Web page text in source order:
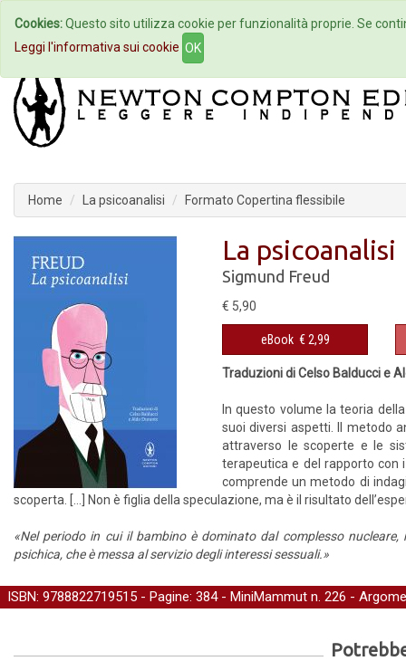
Home Autori Eventi
Home La psicoanalisi Formato Copertina flessibile
La psicoanalisi
Sigmund Freud
€ 5,90
eBook € 2,99
Traduzioni di Celso Balducci e
In questo volume la teoria
suoi diversi aspetti. Il metodo
attraverso le scoperte e le
terapeutica e del rapporto con
comprende un metodo di
scoperta. […] Non è figlia della speculazione, ma è il risultato
«Nel periodo in cui il bambino è dominato dal complesso
psichica, che è messa al servizio degli interessi sessuali.»
ISBN: 9788822719515 - Pagine: 384 - MiniMammut n. 226 -
Cookies:Questo sito utilizza cookie per funzionalità proprie. Se
Leggi l'informativa sui cookie OK